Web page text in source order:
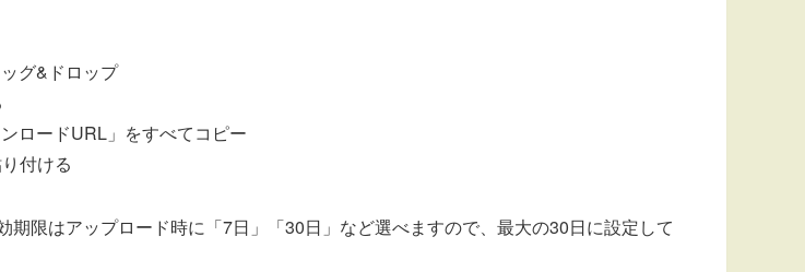
グ&ドロップ
ロードURL」をすべてコピー
付ける
限はアップロード時に「7日」「30日」など選べますので、最大の30日に設定して